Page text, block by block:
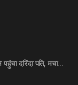
दरिंदा पति, मचा…